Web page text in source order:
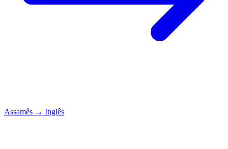
Assamês → Inglês